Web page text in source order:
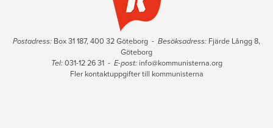
Postadress: Box 31 187, 400 32 Göteborg - Besöksadress: Fjärde Långg 8,
Göteborg
Tel:031-12 26 31 - E-post: info@kommunisterna.org
Fler kontaktuppgifter till kommunisterna